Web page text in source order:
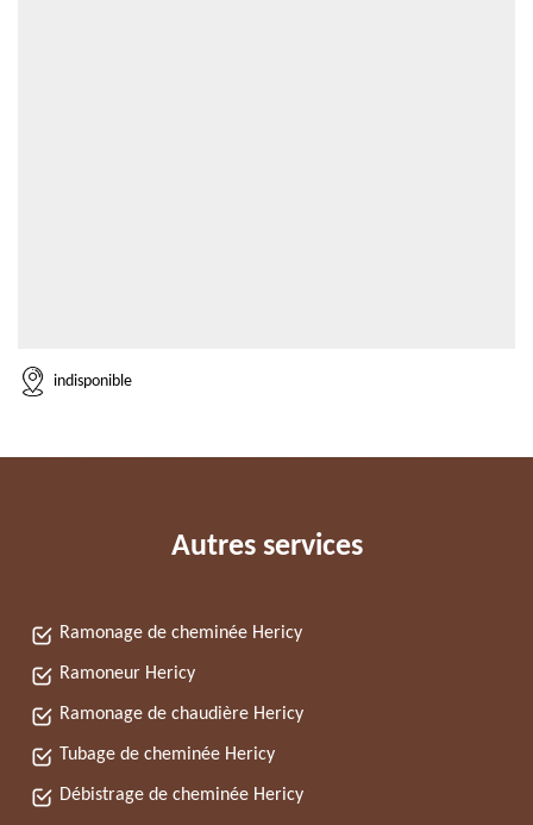
indisponible
Autres services
Ramonage de cheminée Hericy
Ramoneur Hericy
Ramonage de chaudière Hericy
Tubage de cheminée Hericy
Débistrage de cheminée Hericy